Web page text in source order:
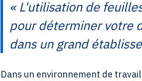
« L'utilisation de
pour déterminer votre
dans un grand
Dans un environnement de